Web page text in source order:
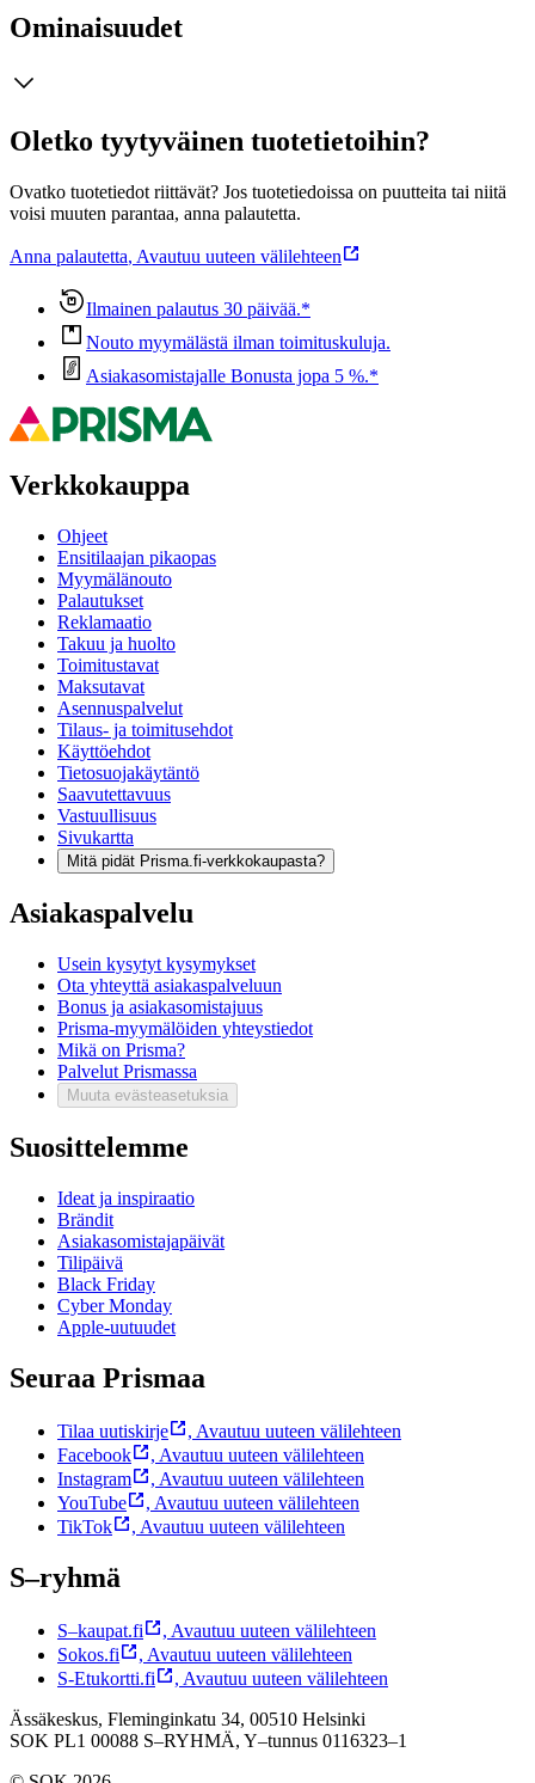
Ominaisuudet
Oletko tyytyväinen tuotetietoihin?
Ovatko tuotetiedot riittävät? Jos tuotetiedoissa on puutteita tai niitä
voisi muuten parantaa, anna palautetta.
Anna palautetta, Avautuu uuteen välilehteen
Ilmainen palautus 30 päivää.*
Nouto myymälästä ilman toimituskuluja.
Asiakasomistajalle Bonusta jopa 5 %.*
Verkkokauppa
Ohjeet
Ensitilaajan pikaopas
Myymälänouto
Palautukset
Reklamaatio
Takuu ja huolto
Toimitustavat
Maksutavat
Asennuspalvelut
Tilaus- ja toimitusehdot
Käyttöehdot
Tietosuojakäytäntö
Saavutettavuus
Vastuullisuus
Sivukartta
Mitä pidät Prisma.fi-verkkokaupasta?
Asiakaspalvelu
Usein kysytyt kysymykset
Ota yhteyttä asiakaspalveluun
Bonus ja asiakasomistajuus
Prisma-myymälöiden yhteystiedot
Mikä on Prisma?
Palvelut Prismassa
Muuta evästeasetuksia
Suosittelemme
Ideat ja inspiraatio
Brändit
Asiakasomistajapäivät
Tilipäivä
Black Friday
Cyber Monday
Apple-uutuudet
Seuraa Prismaa
Tilaa uutiskirje , Avautuu uuteen välilehteen
Facebook
, Avautuu uuteen välilehteen
Instagram
, Avautuu uuteen välilehteen
YouTube
, Avautuu uuteen välilehteen
TikTok
, Avautuu uuteen välilehteen
S–ryhmä
S–kaupat.fi , Avautuu uuteen välilehteen
Sokos.fi
, Avautuu uuteen välilehteen
S-Etukortti.fi
, Avautuu uuteen välilehteen
Ässäkeskus, Fleminginkatu 34, 00510 Helsinki
SOK PL1 00088 S–RYHMÄ, Y–tunnus 0116323–1